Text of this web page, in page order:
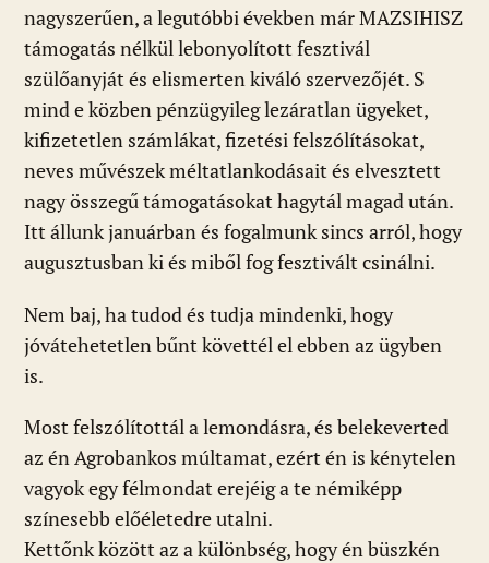
nagyszerűen, a legutóbbi években már MAZSIHISZ
támogatás nélkül lebonyolított fesztivál
szülőanyját és elismerten kiváló szervezőjét. S
mind e közben pénzügyileg lezáratlan ügyeket,
kifizetetlen számlákat, fizetési felszólításokat,
neves művészek méltatlankodásait és elvesztett
nagy összegű támogatásokat hagytál magad után.
Itt állunk januárban és fogalmunk sincs arról, hogy
augusztusban ki és miből fog fesztivált csinálni.
Nem baj, ha tudod és tudja mindenki, hogy
jóvátehetetlen bűnt követtél el ebben az ügyben
is.
Most felszólítottál a lemondásra, és belekeverted
az én Agrobankos múltamat, ezért én is kénytelen
vagyok egy félmondat erejéig a te némiképp
színesebb előéletedre utalni.
Kettőnk között az a különbség, hogy én büszkén